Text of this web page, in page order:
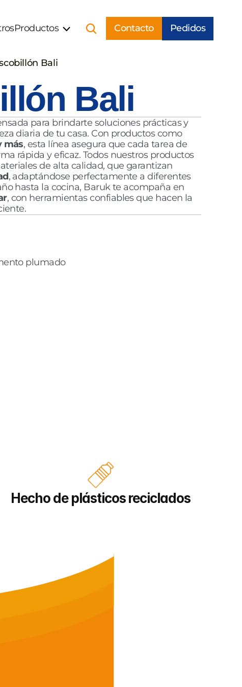
Productos Contacto Pedidos
Bali
Bali
para brindarte soluciones prácticas y
duraderas para la limpieza diaria de tu casa. Con productos como
más, esta línea asegura que cada tarea de
rápida y eficaz. Todos nuestros productos
, adaptándose perfectamente a diferentes
hasta la cocina, Baruk te acompaña en
, con herramientas confiables que hacen la
plumado
Hecho de plásticos reciclados